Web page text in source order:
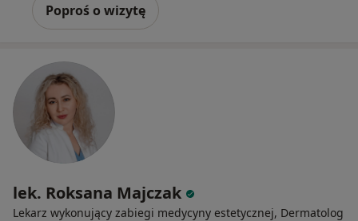
Poproś o wizytę
lek. Roksana Majczak
Lekarz wykonujący zabiegi medycyny estetycznej, Dermatolog